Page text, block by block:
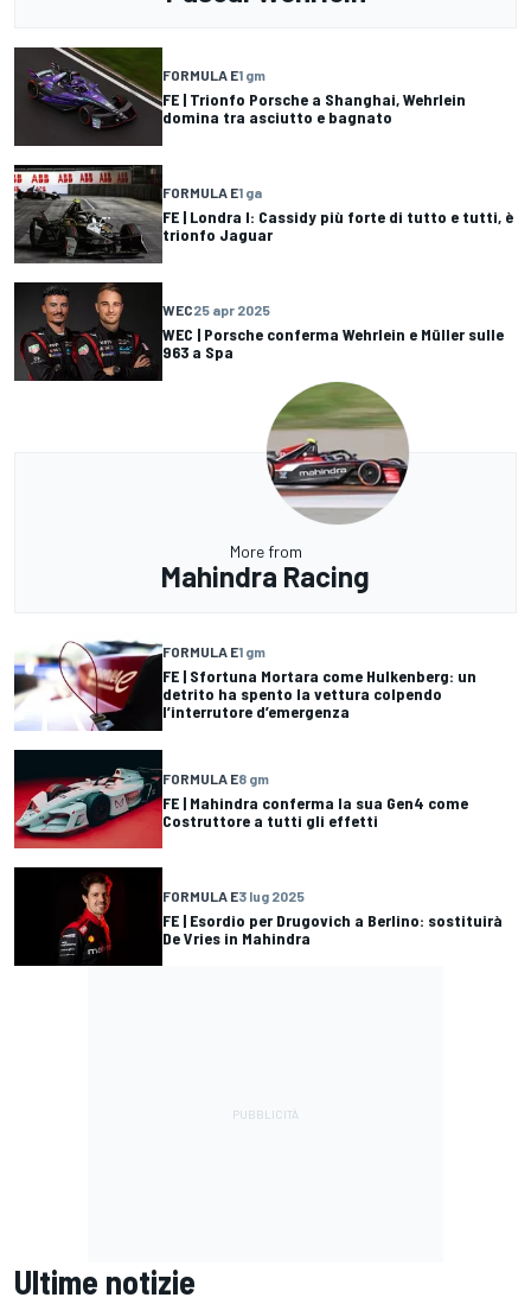
FORMULA E1 gm
FE | Trionfo Porsche a Shanghai, Wehrlein
domina tra asciutto e bagnato
FORMULA E1 ga
FE | Londra I: Cassidy più forte di tutto e tutti, è
trionfo Jaguar
WEC25 apr 2025
WEC | Porsche conferma Wehrlein e Müller sulle
963 a Spa
More from
Mahindra Racing
FORMULA E1 gm
FE | Sfortuna Mortara come Hulkenberg: un
detrito ha spento la vettura colpendo
l’interrutore d’emergenza
FORMULA E8 gm
FE | Mahindra conferma la sua Gen4 come
Costruttore a tutti gli effetti
FORMULA E3 lug 2025
FE | Esordio per Drugovich a Berlino: sostituirà
De Vries in Mahindra
Ultime notizie